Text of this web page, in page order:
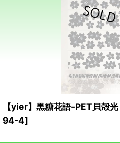
【yier】黒糖花語-PET貝殻光
94-4]